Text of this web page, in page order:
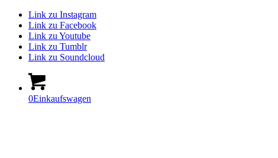
Link zu Instagram
Link zu Facebook
Link zu Youtube
Link zu Tumblr
Link zu Soundcloud
0Einkaufswagen